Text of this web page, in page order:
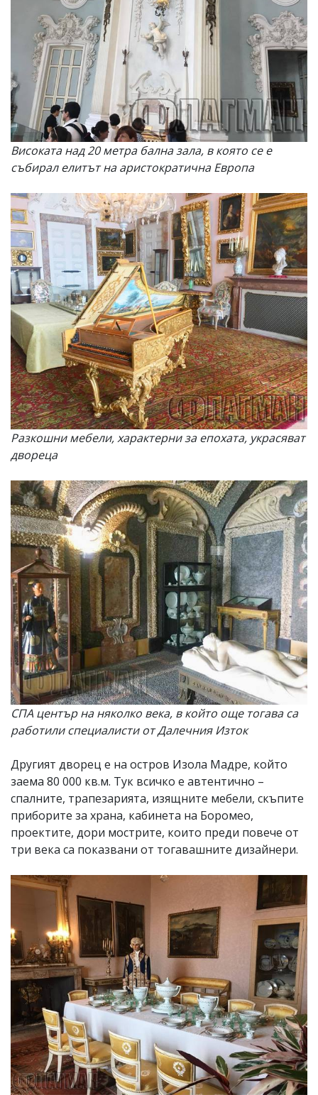
Високата над 20 метра бална зала, в която се е
събирал елитът на аристократична Европа
Разкошни мебели, характерни за епохата, украсяват
двореца
СПА център на няколко века, в който още тогава са
работили специалисти от Далечния Изток
Другият дворец е на остров Изола Мадре, който
заема 80 000 кв.м. Тук всичко е автентично –
спалните, трапезарията, изящните мебели, скъпите
приборите за храна, кабинета на Боромео,
проектите, дори мострите, които преди повече от
три века са показвани от тогавашните дизайнери.